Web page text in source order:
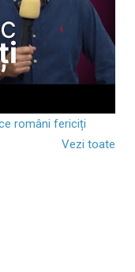
români fericiți
Vezi toate